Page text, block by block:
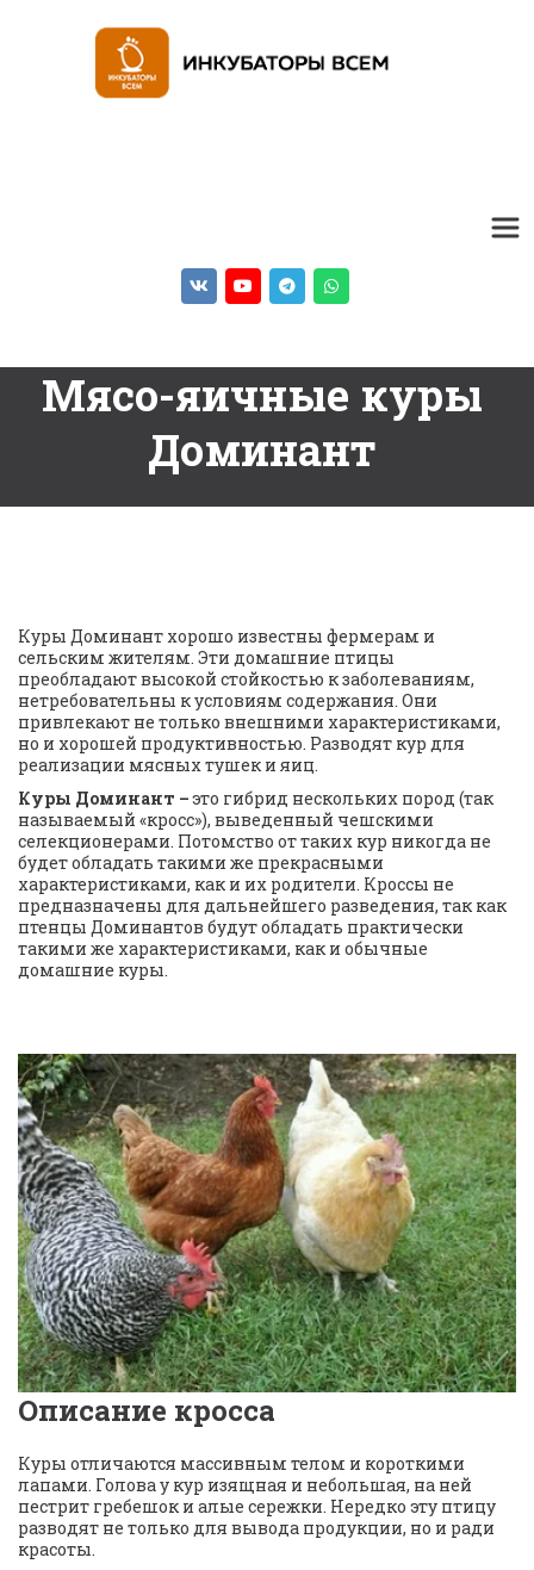
Мясо-яичные куры
Доминант
Куры Доминант хорошо известны фермерам и
сельским жителям. Эти домашние птицы
преобладают высокой стойкостью к заболеваниям,
нетребовательны к условиям содержания. Они
привлекают не только внешними характеристиками,
но и хорошей продуктивностью. Разводят кур для
реализации мясных тушек и яиц.
Куры Доминант – это гибрид нескольких пород (так
называемый «кросс»), выведенный чешскими
селекционерами. Потомство от таких кур никогда не
будет обладать такими же прекрасными
характеристиками, как и их родители. Кроссы не
предназначены для дальнейшего разведения, так как
птенцы Доминантов будут обладать практически
такими же характеристиками, как и обычные
домашние куры.
Описание кросса
Куры отличаются массивным телом и короткими
лапами. Голова у кур изящная и небольшая, на ней
пестрит гребешок и алые сережки. Нередко эту птицу
разводят не только для вывода продукции, но и ради
красоты.